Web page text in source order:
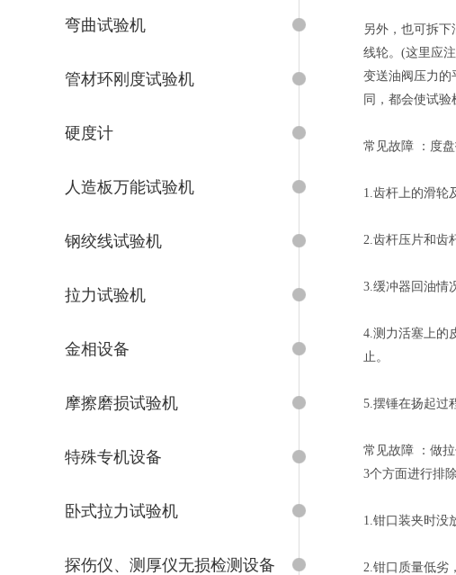
弯曲试验机
管材环刚度试验机
硬度计
人造板万能试验机
钢绞线试验机
拉力试验机
金相设备
摩擦磨损试验机
特殊专机设备
卧式拉力试验机
探伤仪、测厚仪无损检测设备
另外，也可拆
线轮。(这里应
变送油阀压力的
同，都会使试验
常见故障 ：度
1.齿杆上的滑轮
2.齿杆压片和齿
3.缓冲器回油情
4.测力活塞上的
止。
5.摆锤在扬起过
常见故障 ：做
3个方面进行排除
1.钳口装夹时没
2.钳口质量低劣